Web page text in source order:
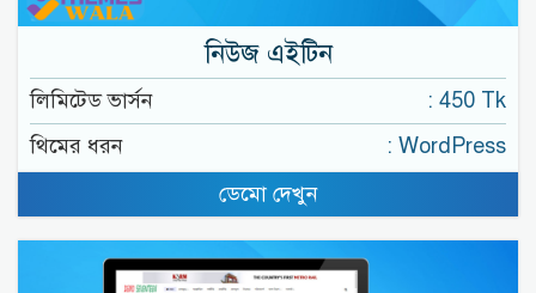
নিউজ এইটিন
লিমিটেড ভার্সন
: 450 Tk
থিমের ধরন
: WordPress
ডেমো দেখুন